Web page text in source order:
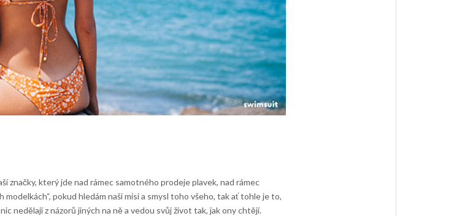
značky, který jde nad rámec samotného prodeje plavek, nad rámec
pokud hledám naši misi a smysl toho všeho, tak ať tohle je to,
nedělají z názorů jiných na ně a vedou svůj život tak, jak ony chtějí.